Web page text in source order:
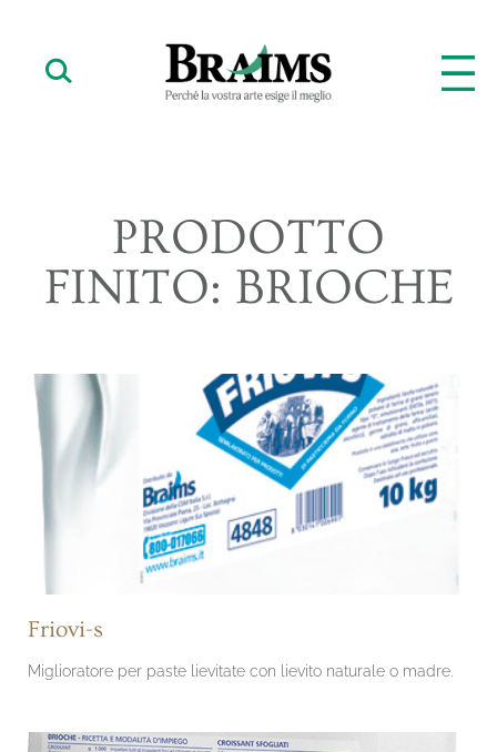
PRODOTTO
FINITO: BRIOCHE
Friovi-s
Miglioratore per paste lievitate con lievito naturale o madre.